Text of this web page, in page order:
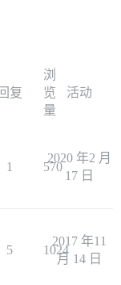
回复
浏
览
量
活动
1 570
2020 年2 月
17 日
5 1024
2017 年11
月 14 日